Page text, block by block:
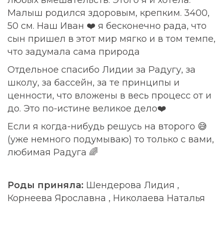
Малыш родился здоровым, крепким. 3400,
50 см. Наш Иван ❤️ я бесконечно рада, что
сын пришел в этот мир мягко и в том темпе,
что задумала сама природа
Отдельное спасибо Лидии за Радугу, за
школу, за бассейн, за те принципы и
ценности, что вложены в весь процесс от и
до. Это по-истине великое дело❤️
Если я когда-нибудь решусь на второго 😅
(уже немного подумываю) то только с вами,
любимая Радуга 🌈
Роды приняла: Шендерова Лидия ,
Корнеева Ярославна , Николаева Наталья